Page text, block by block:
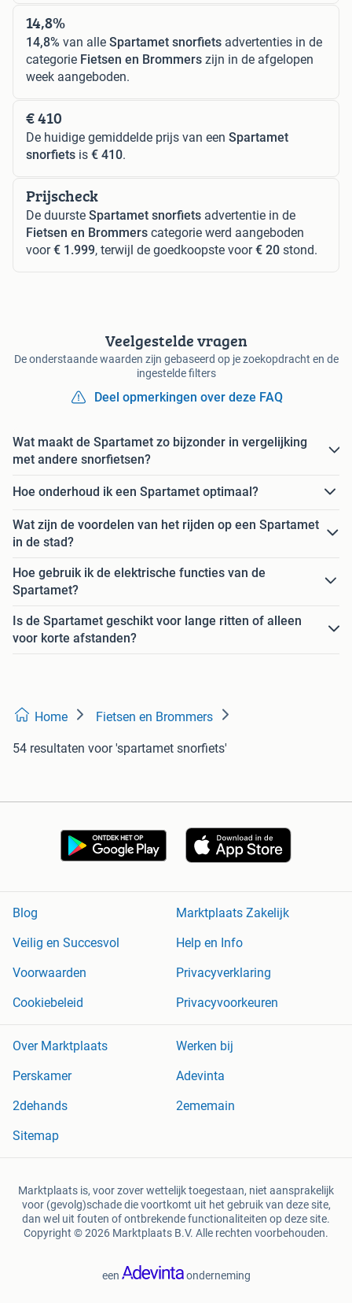
14,8%
14,8% van alle Spartamet snorfiets advertenties in de
categorie Fietsen en Brommers zijn in de afgelopen
week aangeboden.
€ 410
De huidige gemiddelde prijs van een Spartamet
snorfiets is € 410.
Prijscheck
De duurste Spartamet snorfiets advertentie in de
Fietsen en Brommers categorie werd aangeboden
voor€ 1.999, terwijl de goedkoopste voor€ 20 stond.
Veelgestelde vragen
De onderstaande waarden zijn gebaseerd op je zoekopdracht en de
ingestelde filters
Deel opmerkingen over deze FAQ
Wat maakt de Spartamet zo bijzonder in vergelijking
met andere snorfietsen?
Hoe onderhoud ik een Spartamet optimaal?
Wat zijn de voordelen van het rijden op een Spartamet
in de stad?
Hoe gebruik ik de elektrische functies van de
Spartamet?
Is de Spartamet geschikt voor lange ritten of alleen
voor korte afstanden?
Home Fietsen en Brommers
54 resultaten voor 'spartamet snorfiets'
Blog
Marktplaats Zakelijk
Veilig en Succesvol
Help en Info
Voorwaarden
Privacyverklaring
Cookiebeleid
Privacyvoorkeuren
Over Marktplaats
Werken bij
Perskamer
Adevinta
2dehands
2ememain
Sitemap
Marktplaats is, voor zover wettelijk toegestaan, niet aansprakelijk
voor (gevolg)schade die voortkomt uit het gebruik van deze site,
dan wel uit fouten of ontbrekende functionaliteiten op deze site.
Copyright © 2026 Marktplaats B.V. Alle rechten voorbehouden.
een onderneming